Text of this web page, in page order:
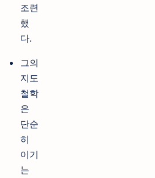
조련
했
다.
그의
지도
철학
은
단순
히
이기
는